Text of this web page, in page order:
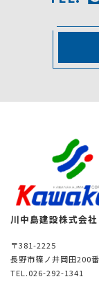
川中島建設株式会社
〒381-2225
長野市篠ノ井岡田200
TEL.026-292-1341